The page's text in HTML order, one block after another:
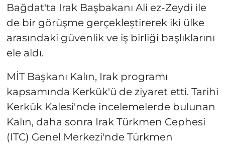
Bağdat'ta Irak Başbakanı Ali ez-Zeydi ile
de bir görüşme gerçekleştirerek iki ülke
arasındaki güvenlik ve iş birliği başlıklarını
ele aldı.
MİT Başkanı Kalın, Irak programı
kapsamında Kerkük'ü de ziyaret etti. Tarihi
Kerkük Kalesi'nde incelemelerde bulunan
Kalın, daha sonra Irak Türkmen Cephesi
(ITC) Genel Merkezi'nde Türkmen